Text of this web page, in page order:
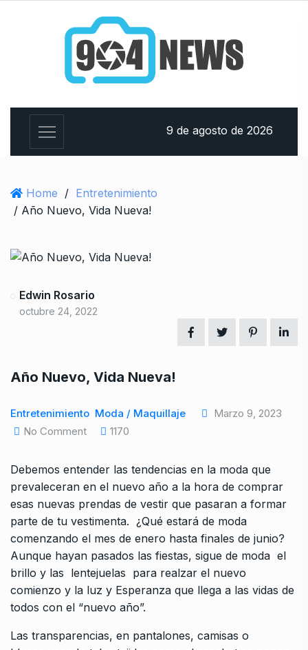
9 de agosto de 2026
Home / Entretenimiento
/ Año Nuevo, Vida Nueva!
Edwin Rosario
octubre 24, 2022
Año Nuevo, Vida Nueva!
Entretenimiento Moda / Maquillaje
Marzo 9, 2023
No Comment
1170
Debemos entender las tendencias en la moda que
prevaleceran en el nuevo año a la hora de comprar
esas nuevas prendas de vestir que pasaran a formar
parte de tu vestimenta. ¿Qué estará de moda
comenzando el mes de enero hasta finales de junio?
Aunque hayan pasados las fiestas, sigue de moda el
brillo y las lentejuelas para realzar el nuevo
comienzo y la luz y Esperanza que llega a las vidas de
todos con el “nuevo año”.
Las transparencias, en pantalones, camisas o